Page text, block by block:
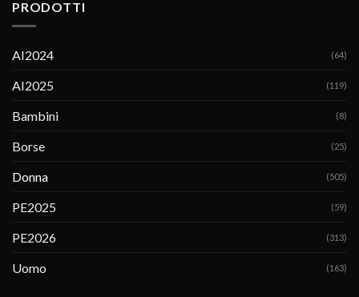
PRODOTTI
AI2024 (64)
AI2025 (119)
Bambini (8)
Borse (25)
Donna (505)
PE2025 (59)
PE2026 (313)
Uomo (163)